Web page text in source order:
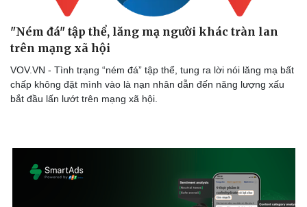
Ô tô - Xe máy
"Ném đá" tập thể, lăng mạ người khác tràn lan
trên mạng xã hội
VOV.VN - Tình trạng “ném đá” tập thể, tung ra lời nói lăng mạ bất
chấp không đặt mình vào là nạn nhân dẫn đến năng lượng xấu
bắt đầu lấn lướt trên mạng xã hội.